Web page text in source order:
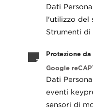
Dati
l'utilizzo del
Strumenti di
Protezione
Google
Dati
eventi
sensori di